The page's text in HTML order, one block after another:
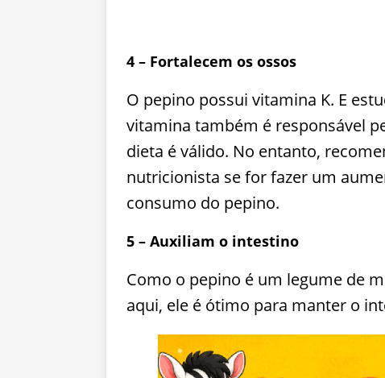
4 – Fortalecem os ossos
O pepino possui vitamina K. E
vitamina também é responsável
dieta é válido. No entanto,
nutricionista se for fazer um
consumo do pepino.
5 – Auxiliam o intestino
Como o pepino é um legume de
aqui, ele é ótimo para manter o